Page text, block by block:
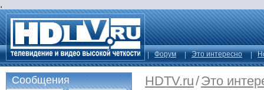
.
Форум Это интересно
HDTV.ru/Это
Сообщения